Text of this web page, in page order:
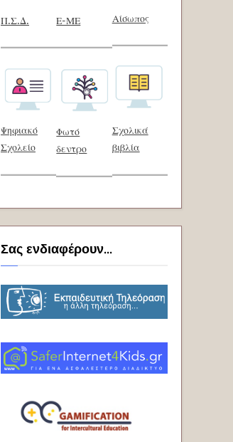
Π.Σ.Δ.
Ψηφιακό
Σχολείο
Ε-ΜΕ
Φωτό
δεντρο
Αίσωπος
Σχολικά
βιβλία
Σας ενδιαφέρουν...